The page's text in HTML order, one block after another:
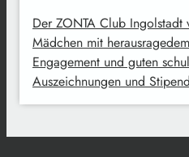
Der ZONTA Club
Mädchen mit
Engagement und guten
Auszeichnungen und